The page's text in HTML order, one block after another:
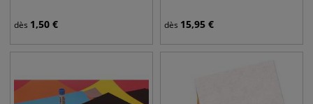
dès 1,50 € dès 15,95 €